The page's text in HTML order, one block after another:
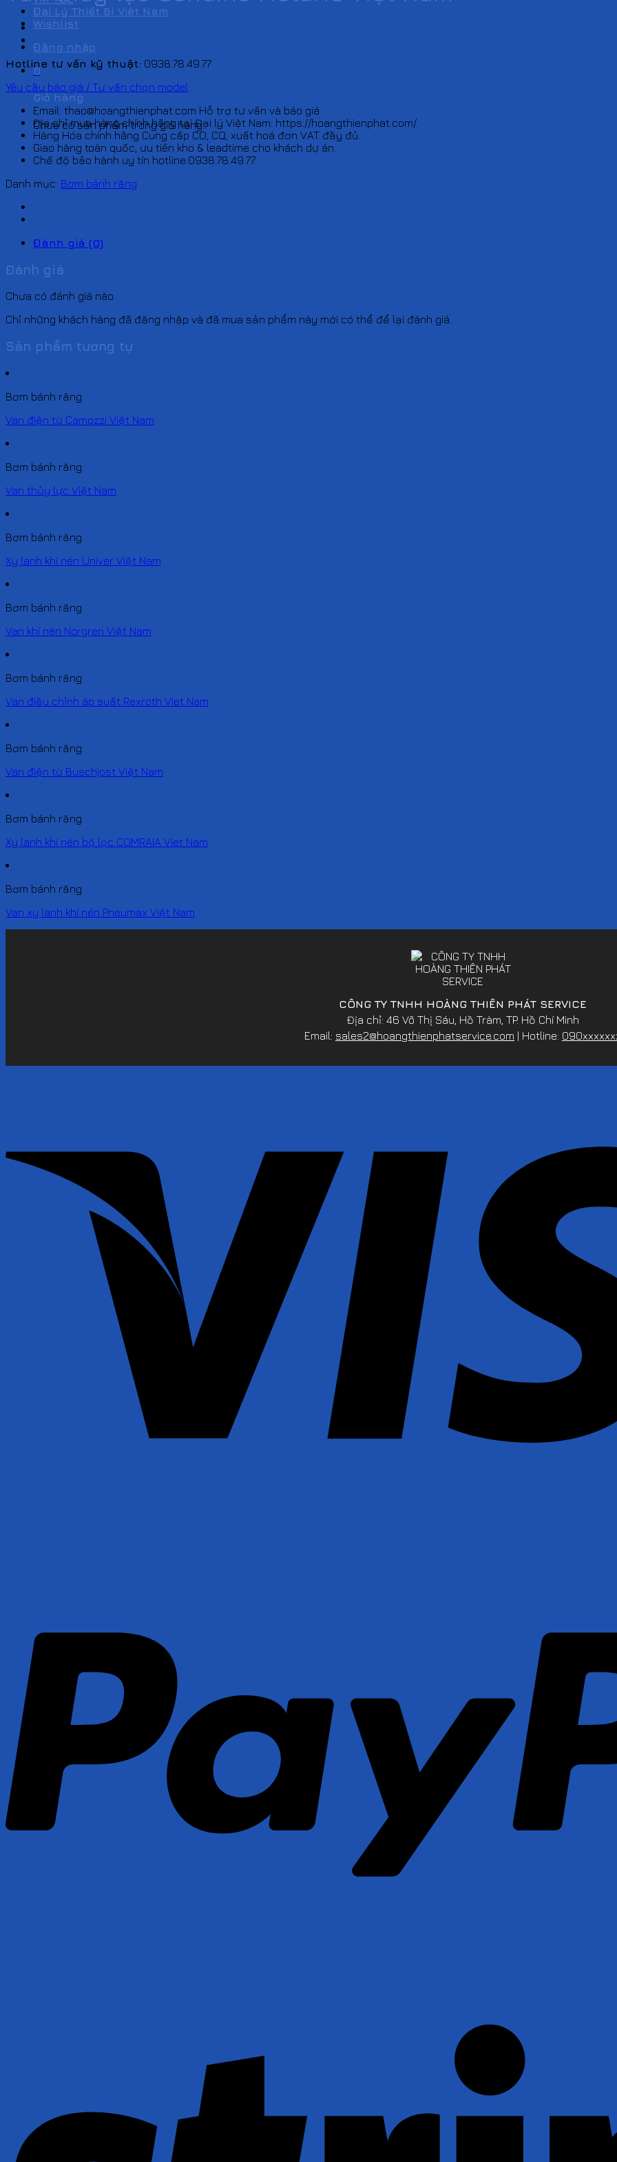
Đại Lý Thiết Bị Việt Nam
Wishlist
Đăng nhập
0
Giỏ hàng
Chưa có sản phẩm trong giỏ hàng.
Hotline tư vấn kỹ thuật: 0938.78.49.77
Yêu cầu báo giá / Tư vấn chọn model
Email: thao@hoangthienphat.com Hỗ trợ tư vấn và báo giá.
Địa chỉ mua hàng chính hãng tại Đại lý Việt Nam: https://hoangthienphat.com/.
Hàng Hóa chính hãng Cung cấp CO, CQ, xuất hoá đơn VAT đầy đủ.
Giao hàng toàn quốc, ưu tiên kho & leadtime cho khách dự án.
Chế độ bảo hành uy tín hotline:0938.78.49.77.
Danh mục: Bơm bánh răng
Đánh giá (0)
Đánh giá
Chưa có đánh giá nào.
Chỉ những khách hàng đã đăng nhập và đã mua sản phẩm này mới có thể để lại đánh giá.
Sản phẩm tương tự
Bơm bánh răng
Van điện từ Camozzi Việt Nam
Bơm bánh răng
Van thủy lực Việt Nam
Bơm bánh răng
Xy lanh khí nén Univer Việt Nam
Bơm bánh răng
Van khí nén Norgren Việt Nam
Bơm bánh răng
Van điều chỉnh áp suất Rexroth Viet Nam
Bơm bánh răng
Van điện từ Buschjost Việt Nam
Bơm bánh răng
Xy lanh khí nén bộ lọc COMRAIA Viet Nam
Bơm bánh răng
Van xy lanh khí nén Pneumax Việt Nam
CÔNG TY TNHH HOÀNG THIÊN PHÁT SERVICE
Địa chỉ: 46 Võ Thị Sáu, Hồ Tràm, TP. Hồ Chí Minh
Email: sales2@hoangthienphatservice.com | Hotline: